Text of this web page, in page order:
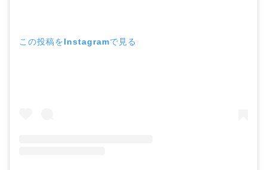
この投稿をInstagramで見る